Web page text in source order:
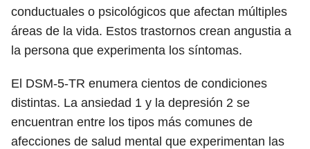
conductuales o psicológicos que afectan múltiples
áreas de la vida. Estos trastornos crean angustia a
la persona que experimenta los síntomas.
El DSM-5-TR enumera cientos de condiciones
distintas. La ansiedad 1 y la depresión 2 se
encuentran entre los tipos más comunes de
afecciones de salud mental que experimentan las